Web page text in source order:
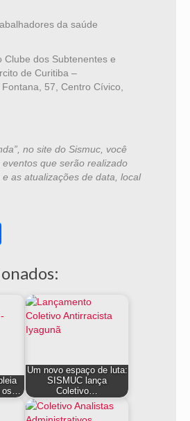
da saúde
Clube dos Subtenentes e
de Curitiba –
57, Centro Cívico,
no site do Sismuc, você
que serão realizado
as atualizações de data, local
os…
Um novo espaço de luta:
SISMUC lança
Coletivo…